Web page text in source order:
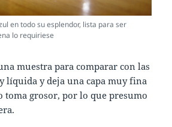
en todo su esplendor, lista para ser
lo requiriese
muestra para comparar con las
líquida y deja una capa muy fina
toma grosor, por lo que presumo